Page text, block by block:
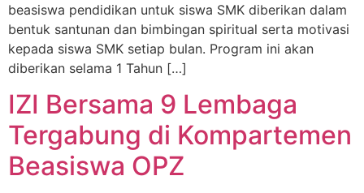
beasiswa pendidikan untuk siswa SMK diberikan dalam
bentuk santunan dan bimbingan spiritual serta motivasi
kepada siswa SMK setiap bulan. Program ini akan
diberikan selama 1 Tahun […]
IZI Bersama 9 Lembaga
Tergabung di Kompartemen
Beasiswa OPZ